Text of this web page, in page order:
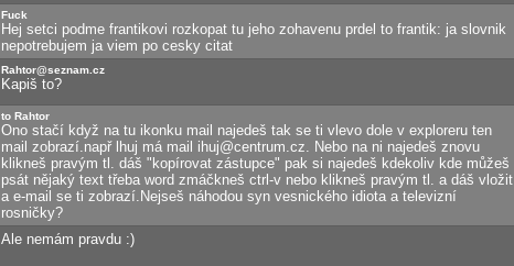
Fuck
Hej setci podme frantikovi rozkopat tu jeho zohavenu prdel to frantik: ja slovnik
nepotrebujem ja viem po cesky citat
Rahtor@seznam.cz
Kapiš to?
to Rahtor
Ono stačí když na tu ikonku mail najedeš tak se ti vlevo dole v exploreru ten
mail zobrazí.např lhuj má mail ihuj@centrum.cz. Nebo na ni najedeš znovu
klikneš pravým tl. dáš "kopírovat zástupce" pak si najedeš kdekoliv kde můžeš
psát nějaký text třeba word zmáčkneš ctrl-v nebo klikneš pravým tl. a dáš vložit
a e-mail se ti zobrazí.Nejseš náhodou syn vesnického idiota a televizní
rosničky?
Ale nemám pravdu :)